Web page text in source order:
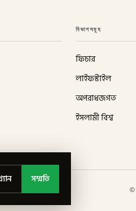
বিভাগসমূহ
ফিচার
লাইফস্টাইল
অপরাধজগত
ইসলামী বিশ্ব
©
সম্মতি